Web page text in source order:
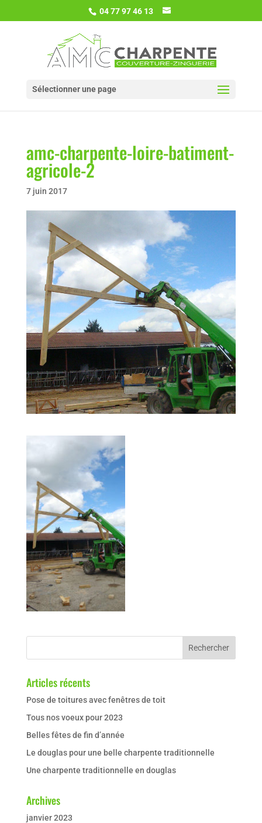
04 77 97 46 13
Sélectionner une page
amc-charpente-loire-batiment-
agricole-2
7 juin 2017
Articles récents
Pose de toitures avec fenêtres de toit
Tous nos voeux pour 2023
Belles fêtes de fin d’année
Le douglas pour une belle charpente traditionnelle
Une charpente traditionnelle en douglas
Archives
janvier 2023